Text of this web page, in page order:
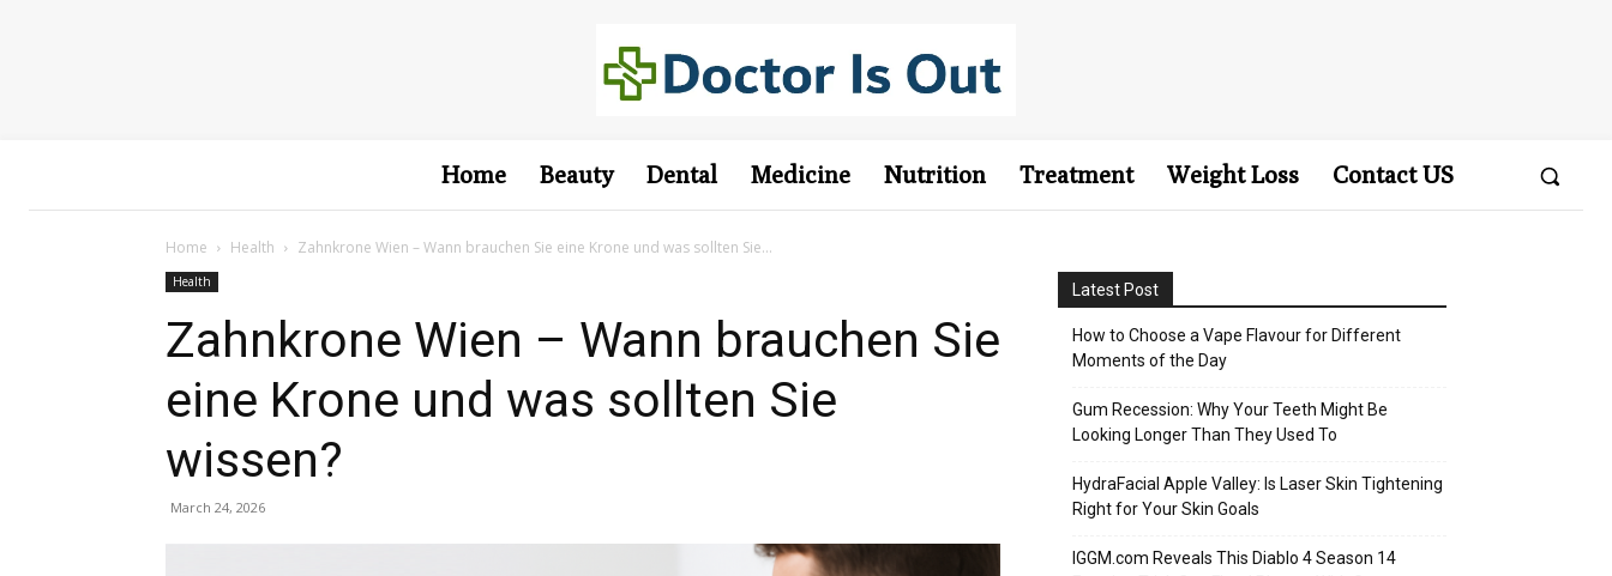
Home Beauty Dental Medicine Nutrition Treatment Weight Loss Contact US
Home Health Zahnkrone Wien – Wann brauchen Sie eine Krone und was sollten Sie...
Health
Zahnkrone Wien – Wann brauchen Sie
eine Krone und was sollten Sie
wissen?
March 24, 2026
Latest Post
How to Choose a Vape Flavour for Different
Moments of the Day
Gum Recession: Why Your Teeth Might Be
Looking Longer Than They Used To
HydraFacial Apple Valley: Is Laser Skin Tightening
Right for Your Skin Goals
IGGM.com Reveals This Diablo 4 Season 14